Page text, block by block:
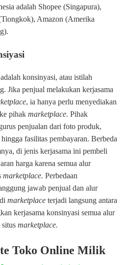
adalah Shopee (Singapura),
Amazon (Amerika
konsinyasi, atau istilah
Jika penjual melakukan kerjasama
, ia hanya perlu menyediakan
pihak marketplace. Pihak
penjualan dari foto produk,
fasilitas pembayaran. Berbeda
di jenis kerjasama ini pembeli
harga karena semua alur
marketplace. Perbedaan
jawab penjual dan alur
marketplace terjadi langsung antara
kerjasama konsinyasi semua alur
situs marketplace.
Toko Online Milik